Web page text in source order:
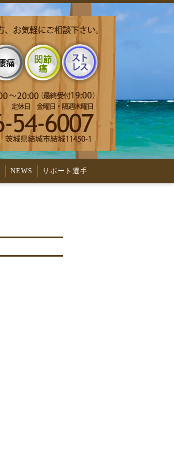
NEWS サポート選手